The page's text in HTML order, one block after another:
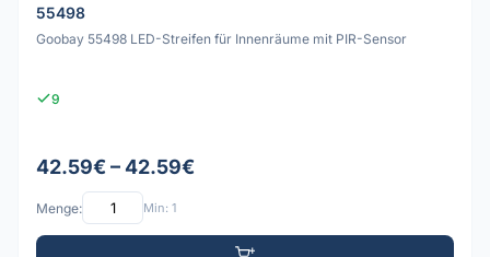
55498
Goobay 55498 LED-Streifen für Innenräume mit PIR-Sensor
9
42.59€ – 42.59€
Menge: Min: 1